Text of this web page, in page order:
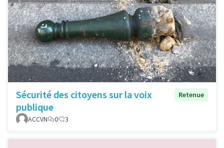
Sécurité des citoyens sur la voix
publique
Retenue
ACCVN 0 3